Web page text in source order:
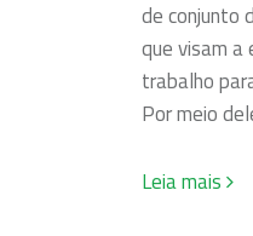
de conjunto
que visam a
trabalho
Por meio
Leia mais